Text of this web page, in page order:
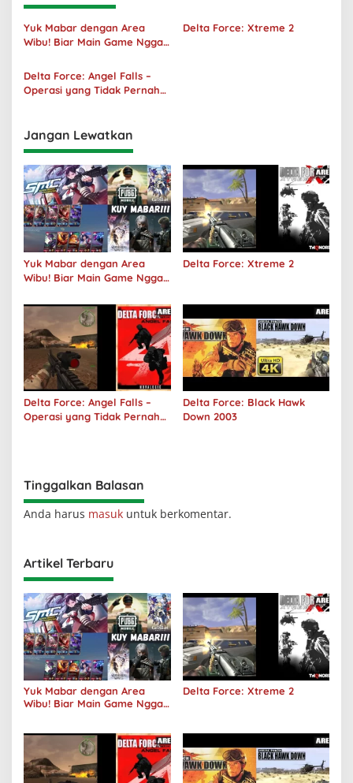
Yuk Mabar dengan Area
Wibu! Biar Main Game Nggak
Delta Force: Xtreme 2
Delta Force: Angel Falls –
Operasi yang Tidak Pernah
Jangan Lewatkan
Yuk Mabar dengan Area
Wibu! Biar Main Game Nggak
Delta Force: Xtreme 2
Delta Force: Angel Falls –
Operasi yang Tidak Pernah
Delta Force: Black Hawk
Down 2003
Tinggalkan Balasan
Anda harus masuk untuk berkomentar.
Artikel Terbaru
Yuk Mabar dengan Area
Wibu! Biar Main Game Nggak
Delta Force: Xtreme 2